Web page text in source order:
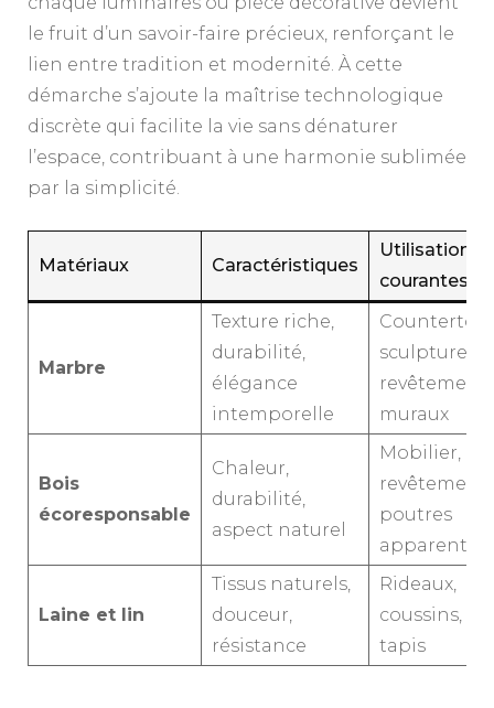
le fruit d’un savoir-faire précieux, renforçant le
lien entre tradition et modernité. À cette
démarche s’ajoute la maîtrise technologique
discrète qui facilite la vie sans dénaturer
l’espace, contribuant à une harmonie sublimée
par la simplicité.
Matériaux Caractéristiques
Utilisations
courantes
Marbre
Texture riche,
durabilité,
élégance
intemporelle
sculptures,
muraux
Bois
écoresponsable
Chaleur,
durabilité,
aspect naturel
Mobilier,
poutres
apparentes
Laine et lin
Tissus naturels,
douceur,
résistance
Rideaux,
coussins,
tapis